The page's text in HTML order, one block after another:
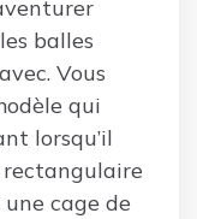
balles
Vous
qui
lorsqu’il
cage de